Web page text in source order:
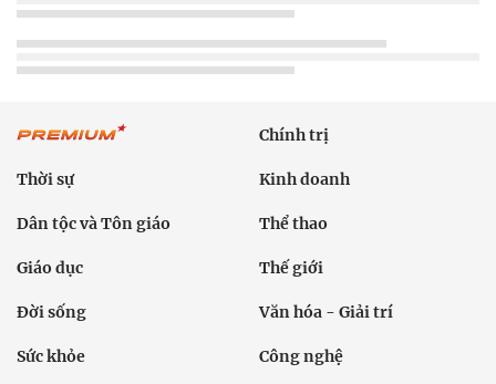
Chính trị
Thời sự Kinh doanh
Dân tộc và Tôn giáo Thể thao
Giáo dục Thế giới
Đời sống Văn hóa - Giải trí
Sức khỏe Công nghệ